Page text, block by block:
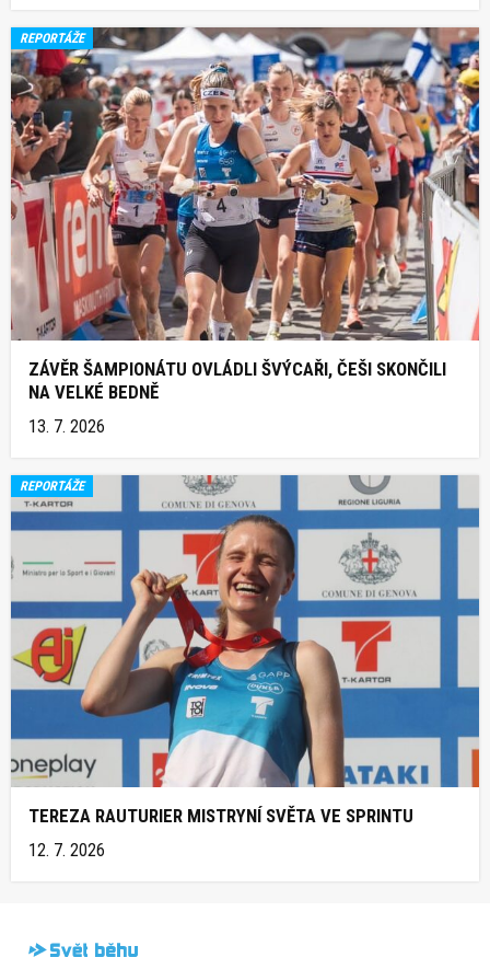
REPORTÁŽE
ZÁVĚR ŠAMPIONÁTU OVLÁDLI ŠVÝCAŘI, ČEŠI SKONČILI
NA VELKÉ BEDNĚ
13. 7. 2026
REPORTÁŽE
TEREZA RAUTURIER MISTRYNÍ SVĚTA VE SPRINTU
12. 7. 2026